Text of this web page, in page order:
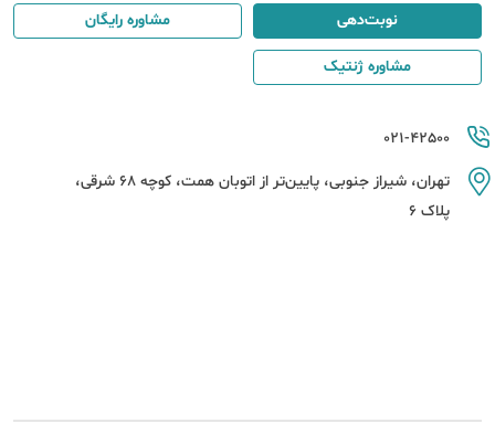
021-42500
تهران، شیراز جنوبی، پایین‌تر از اتوبان همت، کوچه 68 شرقی،
پلاک 6
نوبت‌دهی مشاوره رایگان
مشاوره ژنتیک